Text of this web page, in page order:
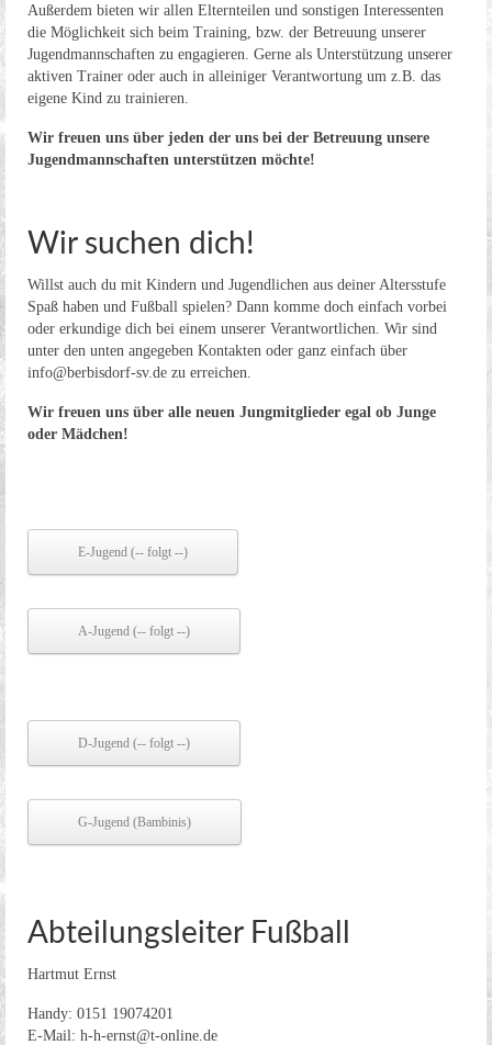
Außerdem bieten wir allen Elternteilen und sonstigen Interessenten
die Möglichkeit sich beim Training, bzw. der Betreuung unserer
Jugendmannschaften zu engagieren. Gerne als Unterstützung unserer
aktiven Trainer oder auch in alleiniger Verantwortung um z.B. das
eigene Kind zu trainieren.
Wir freuen uns über jeden der uns bei der Betreuung unsere
Jugendmannschaften unterstützen möchte!
Wir suchen dich!
Willst auch du mit Kindern und Jugendlichen aus deiner Altersstufe
Spaß haben und Fußball spielen? Dann komme doch einfach vorbei
oder erkundige dich bei einem unserer Verantwortlichen. Wir sind
unter den unten angegeben Kontakten oder ganz einfach über
info@berbisdorf-sv.de zu erreichen.
Wir freuen uns über alle neuen Jungmitglieder egal ob Junge
oder Mädchen!
E-Jugend (-- folgt --)
A-Jugend (-- folgt --)
D-Jugend (-- folgt --)
G-Jugend (Bambinis)
Abteilungsleiter Fußball
Hartmut Ernst
Handy: 0151 19074201
E-Mail: h-h-ernst@t-online.de